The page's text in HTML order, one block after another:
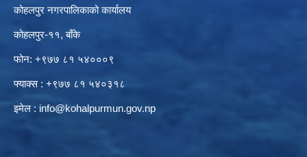
कोहलपुर नगरपालिकाको कार्यालय
कोहलपुर-११, बाँके
फोन: +९७७ ८१ ५४०००९
फ्याक्स : +९७७ ८१ ५४०३१८
इमेल : info@kohalpurmun.gov.np